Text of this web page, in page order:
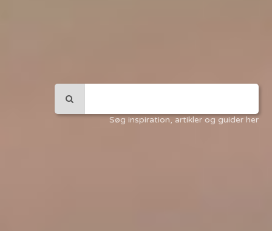
Søg inspiration, artikler og guider her